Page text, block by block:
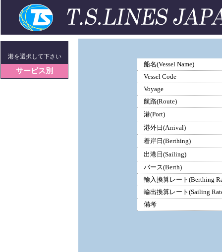
港を選択して下さい
サービス別
船名(Vessel Name)
Vessel Code
Voyage
航路(Route)
港(Port)
港外日(Arrival)
着岸日(Berthing)
出港日(Sailing)
バース(Berth)
輸入換算レート(Berthing
輸出換算レート(Sailing
備考